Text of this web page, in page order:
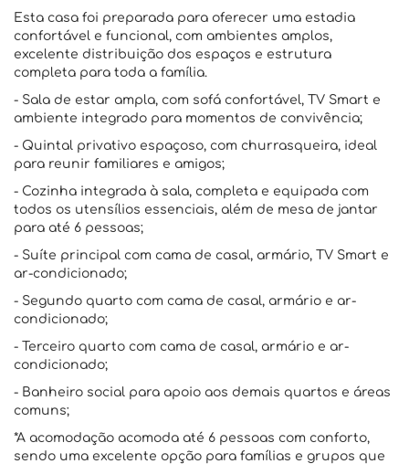
Esta casa foi preparada para oferecer uma estadia
confortável e funcional, com ambientes amplos,
excelente distribuição dos espaços e estrutura
completa para toda a família.
- Sala de estar ampla, com sofá confortável, TV Smart e
ambiente integrado para momentos de convivência;
- Quintal privativo espaçoso, com churrasqueira, ideal
para reunir familiares e amigos;
- Cozinha integrada à sala, completa e equipada com
todos os utensílios essenciais, além de mesa de jantar
para até 6 pessoas;
- Suíte principal com cama de casal, armário, TV Smart e
ar-condicionado;
- Segundo quarto com cama de casal, armário e ar-
condicionado;
- Terceiro quarto com cama de casal, armário e ar-
condicionado;
- Banheiro social para apoio aos demais quartos e áreas
comuns;
*A acomodação acomoda até 6 pessoas com conforto,
sendo uma excelente opção para famílias e grupos que